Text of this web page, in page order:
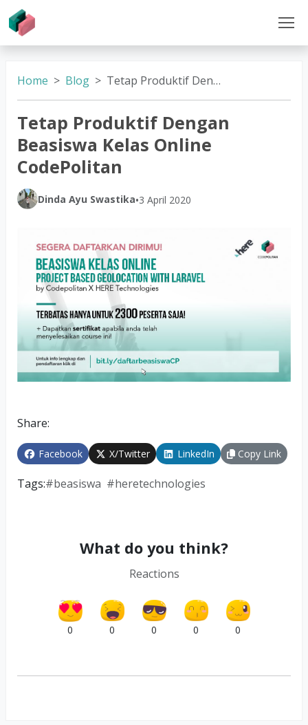
Home Blog Tetap Produktif Dengan Beasiswa Kelas Online CodePolitan
Tetap Produktif Dengan
Beasiswa Kelas Online
CodePolitan
Dinda Ayu Swastika•3 April 2020
Share:
Facebook X/Twitter LinkedIn Copy Link
Tags:#beasiswa #heretechnologies
What do you think?
Reactions
0 0 0 0 0